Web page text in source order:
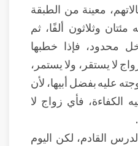
معينة من الطبقة
مئتان وثلاثون ألفًا، ثم
محدود، فإذا خطبها
لا يستقر، ولا يستمر،
عليه بفضل أبيها، لأن
الكفاءة، فأي زواج لا
القادم، لكن اليوم